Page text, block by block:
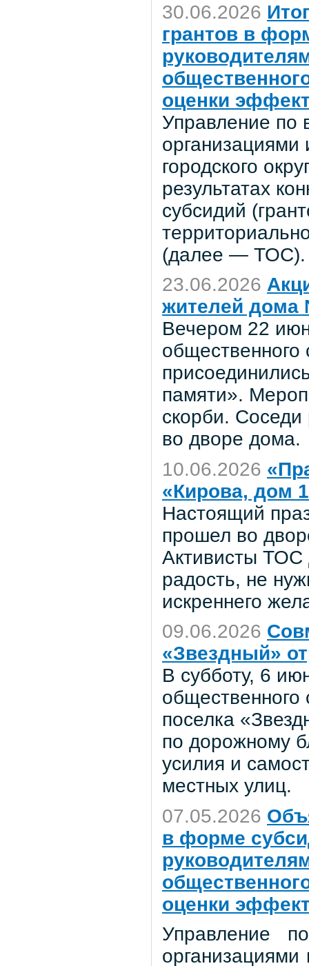
30.06.2026
грантов в
оценки
Управление по
городского
результатах
субсидий
(далее — ТОС).
23.06.2026
жителей дома
Вечером 22
памяти».
скорби. Соседи
во дворе дома.
10.06.2026
«Кирова, дом
Настоящий
прошел во
Активисты ТОС
радость, не
искреннего
09.06.2026
«Звездный»
В субботу, 6
общественного
поселка
по дорожному
усилия и
местных улиц.
07.05.2026
в форме
оценки
Управление